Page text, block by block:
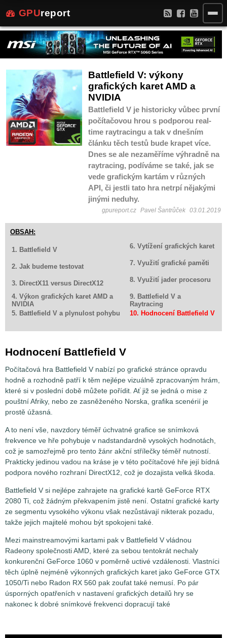
GPUreport
Battlefield V: výkony
grafických karet AMD a
NVIDIA
Battlefield V je historicky vůbec první
počítačovou hrou s podporou real-
time raytracingu a tak v dnešním
článku těch testů bude krapet více.
Dnes se ale nezaměříme výhradně na
raytracing, podíváme se také, jak se
vede grafickým kartám v různých
API, či jestli tato hra netrpí nějakými
jinými neduhy.
gpureport.cz Pavel Šantrůček 03.01.2019
OBSAH:
1. Battlefield V 6. Vytížení grafických karet
2. Jak budeme testovat 7. Využití grafické paměti
3. DirectX11 versus DirectX12 8. Využití jader procesoru
4. Výkon grafických karet AMD a
NVIDIA
9. Battlefield V a
Raytracing
5. Battlefield V a plynulost pohybu
10. Hodnocení Battlefield V
Hodnocení Battlefield V
Počítačová hra Battlefield V nabízí po grafické stránce opravdu
hodně a rozhodně patří k těm nejlépe vizuálně zpracovaným hrám,
které si v poslední době můžete pořídit. Ať již se jedná o mise z
pouštní Afriky, nebo ze zasněženého Norska, grafika scenérií je
prostě úžasná.
A to není vše, navzdory téměř úchvatné grafice se snímková
frekvence ve hře pohybuje v nadstandardně vysokých hodnotách,
což je samozřejmě pro tento žánr akční střílečky téměř nutností.
Prakticky jedinou vadou na kráse je v této počítačové hře její bídná
podpora nového rozhraní DirectX12, což je dozajista velká škoda.
Battlefield V si nejlépe zahrajete na grafické kartě GeForce RTX
2080 Ti, což žádným překvapením jistě není. Ostatní grafické karty
ze segmentu vysokého výkonu však nezůstávají nikterak pozadu,
takže jejich majitelé mohou být spokojeni také.
Mezi mainstreamovými kartami pak v Battlefield V vládnou
Radeony společnosti AMD, které za sebou tentokrát nechaly
konkurenční GeForce 1060 v poměrně uctivé vzdálenosti. Vlastníci
těch úplně nejméně výkonných grafických karet jako GeForce GTX
1050/Ti nebo Radon RX 560 pak zoufat také nemusí. Po pár
úsporných opatřeních v nastavení grafických detailů hry se
nakonec k dobré snímkové frekvenci dopracují také